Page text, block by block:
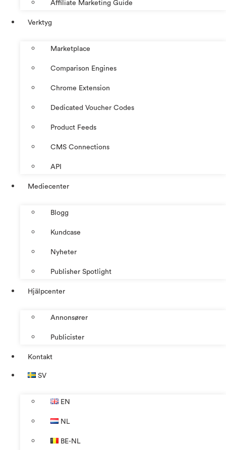
Affiliate Marketing Guide
Verktyg
Marketplace
Comparison Engines
Chrome Extension
Dedicated Voucher Codes
Product Feeds
CMS Connections
API
Mediecenter
Blogg
Kundcase
Nyheter
Publisher Spotlight
Hjälpcenter
Annonsører
Publicister
Kontakt
SV
EN
NL
BE-NL